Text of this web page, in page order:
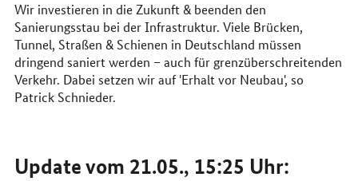
Wir investieren in die Zukunft & beenden den
Sanierungsstau bei der Infrastruktur. Viele Brücken,
Tunnel, Straßen & Schienen in Deutschland müssen
dringend saniert werden – auch für grenzüberschreitenden
Verkehr. Dabei setzen wir auf 'Erhalt vor Neubau', so
Patrick Schnieder.
Update vom 21.05., 15:25 Uhr: